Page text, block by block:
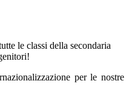
le classi della secondaria
per le nostre